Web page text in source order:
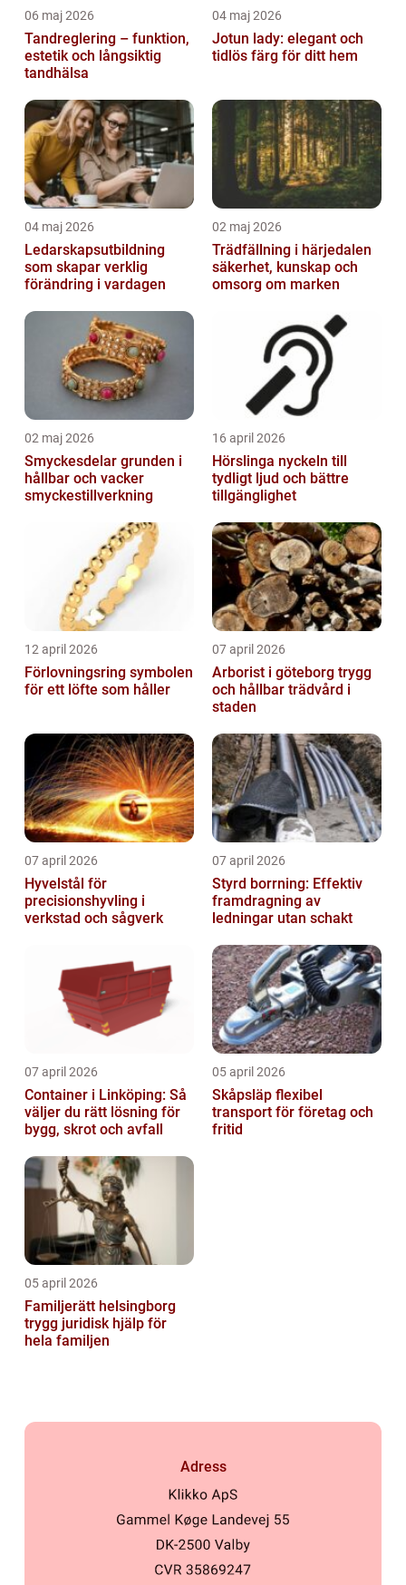
06 maj 2026
Tandreglering – funktion,
estetik och långsiktig
tandhälsa
04 maj 2026
Jotun lady: elegant och
tidlös färg för ditt hem
04 maj 2026
Ledarskapsutbildning
som skapar verklig
förändring i vardagen
02 maj 2026
Trädfällning i härjedalen
säkerhet, kunskap och
omsorg om marken
02 maj 2026
Smyckesdelar grunden i
hållbar och vacker
smyckestillverkning
16 april 2026
Hörslinga nyckeln till
tydligt ljud och bättre
tillgänglighet
12 april 2026
Förlovningsring symbolen
för ett löfte som håller
07 april 2026
Arborist i göteborg trygg
och hållbar trädvård i
staden
07 april 2026
Hyvelstål för
precisionshyvling i
verkstad och sågverk
07 april 2026
Styrd borrning: Effektiv
framdragning av
ledningar utan schakt
07 april 2026
Container i Linköping: Så
väljer du rätt lösning för
bygg, skrot och avfall
05 april 2026
Skåpsläp flexibel
transport för företag och
fritid
05 april 2026
Familjerätt helsingborg
trygg juridisk hjälp för
hela familjen
Adress